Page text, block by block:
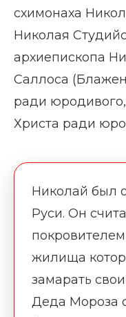
схимонаха
Николая
архиепископа
Саллоса
ради
Христа ради
Николай был
Руси. Он
жилища
замарать
Деда Мороза